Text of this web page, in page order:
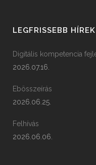
LEGFRISSEBB HÍREK
Digitális kompetencia
2026.07.16.
Ebösszeírás
2026.06.25.
Felhívás
2026.06.06.